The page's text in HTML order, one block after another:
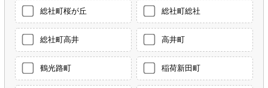
総社町桜が丘 総社町総社
総社町高井 高井町
鶴光路町 稲荷新田町